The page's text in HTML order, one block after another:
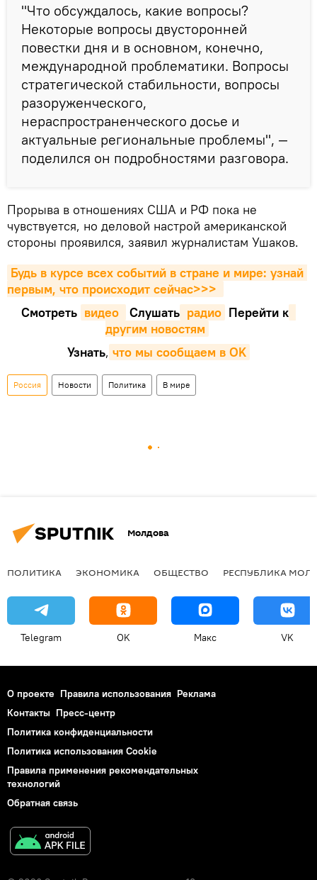
"Что обсуждалось, какие вопросы?
Некоторые вопросы двусторонней
повестки дня и в основном, конечно,
международной проблематики. Вопросы
стратегической стабильности, вопросы
разоруженческого,
нераспространенческого досье и
актуальные региональные проблемы", —
поделился он подробностями разговора.
Прорыва в отношениях США и РФ пока не
чувствуется, но деловой настрой американской
стороны проявился, заявил журналистам Ушаков.
Будь в курсе всех событий в стране и мире: узнай
первым, что происходит сейчаc>>>
Смотреть видео Cлушать радио Перейти к
другим новостям
Узнать, что мы сообщаем в OK
Россия Новости Политика В мире
Молдова
ПОЛИТИКА ЭКОНОМИКА ОБЩЕСТВО РЕСПУБЛИКА
Telegram OK Макс VK
О проекте Правила использования Реклама
Контакты Пресс-центр
Политика конфиденциальности
Политика использования Cookie
Правила применения рекомендательных
технологий
Обратная связь